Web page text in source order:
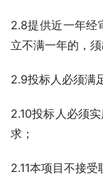
2.8提供近一年经
立不满一年的，
2.9投标人必须满
2.10投标人必须
求；
2.11本项目不接受